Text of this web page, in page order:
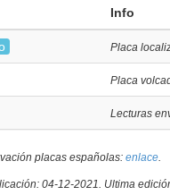
Info
Placa
Placa
Lecturas
placas españolas: enlace.
04-12-2021. Ultima